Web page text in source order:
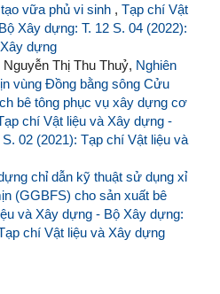
vữa phủ vi sinh , Tạp chí Vật
Xây dựng: T. 12 S. 04 (2022):
dựng
Thị Thu Thuỷ, Nghiên
vùng Đồng bằng sông Cửu
bê tông phục vụ xây dựng cơ
chí Vật liệu và Xây dựng -
02 (2021): Tạp chí Vật liệu và
chỉ dẫn kỹ thuật sử dụng xỉ
(GGBFS) cho sản xuất bê
và Xây dựng - Bộ Xây dựng:
chí Vật liệu và Xây dựng